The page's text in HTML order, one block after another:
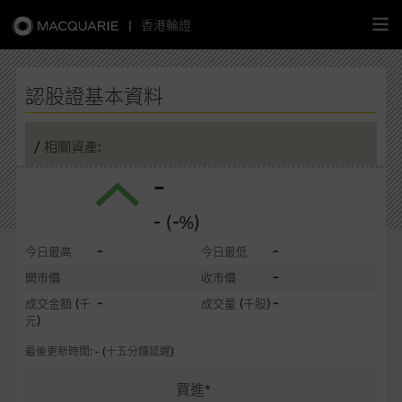
| 香港輪證
牛熊證
選股攻略
中資股票專頁
認股證基本資料
/ 相關資產:
-
- (-%)
今日最高 - 今日最低 -
開市價 收市價 -
成交金額 (千
元)
- 成交量 (千股) -
最後更新時間: - (十五分鐘延遲)
買進*